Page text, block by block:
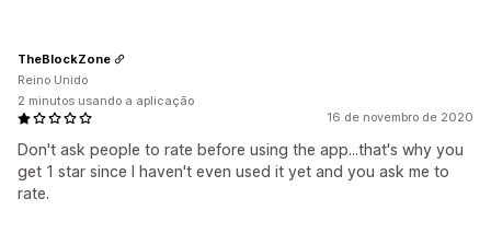
16 de novembro de 2020
Don't ask people to rate before using the app...that's why you
get 1 star since I haven't even used it yet and you ask me to
rate.
TheBlockZone
Reino Unido
2 minutos usando a aplicação